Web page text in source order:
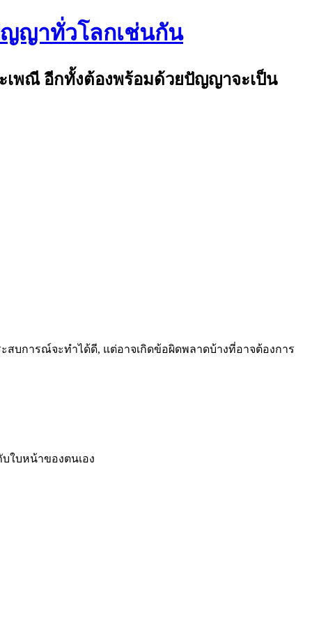
ญาทั่วโลกเช่นกัน
เพณี อีกทั้งต้องพร้อมด้วยปัญญาจะเป็น
บการณ์จะทำได้ดี, แต่อาจเกิดข้อผิดพลาดบ้างที่อาจต้องการ
ใบหน้าของตนเอง